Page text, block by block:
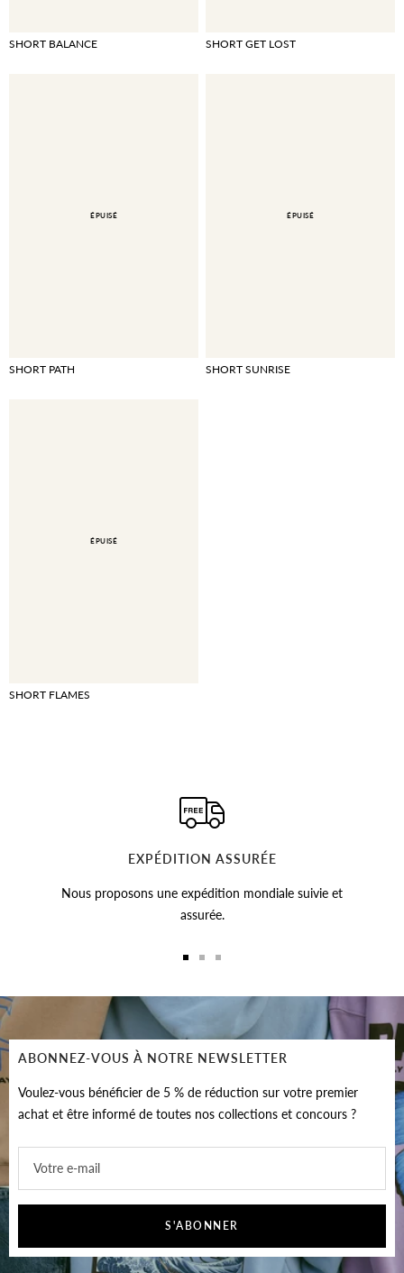
SHORT BALANCE SHORT GET LOST
ÉPUISÉ
SHORT PATH
ÉPUISÉ
SHORT SUNRISE
ÉPUISÉ
SHORT FLAMES
EXPÉDITION ASSURÉE
Nous proposons une expédition mondiale suivie et
assurée.
1
ABONNEZ-VOUS À NOTRE NEWSLETTER
Voulez-vous bénéficier de 5 % de réduction sur votre premier
achat et être informé de toutes nos collections et concours ?
Votre e-mail
S'ABONNER